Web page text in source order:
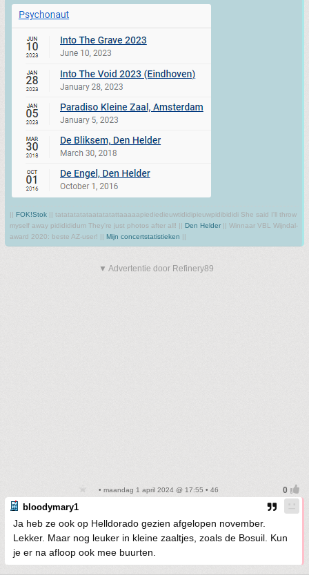
FOK!Stok || tatatatatataatatatattaaaaapiediedieuwtididipieuwpidibididi She said I'll throw
myself away pididididum They're just photos after all! || Den Helder || Winnaar VBL Wijndal-
award 2020: beste AZ-user! || Mijn concertstatistieken
▼ Advertentie door Refinery89
• maandag 1 april 2024 @ 17:55 • 46
bloodymary1
Ja heb ze ook op Helldorado gezien afgelopen november.
Lekker. Maar nog leuker in kleine zaaltjes, zoals de Bosuil. Kun
je er na afloop ook mee buurten.